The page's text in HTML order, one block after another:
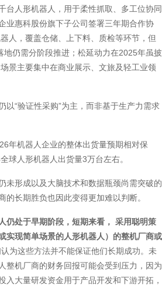
台人形机器人，用于柔性抓取、多工位协同
业惠科股份旗下子公司签署三年期合作协
人，覆盖仓储、上下料、质检等环节，但
地仍需分阶段推进；松延动力在2025年虽披
景主要集中在商业展示、文旅及轻工业领
以“验证性采购”为主，而非基于生产力需求
年机器人企业的整体出货量预期相对保
球人形机器人出货量3万台左右。
未形成以及大脑技术和数据瓶颈尚需突破的
的长期胜负也因此变得更加难以判断。
仍处于早期阶段，短期来看， 采用聪明策
实现简单场景的人形机器人）的整机厂商或
认为这些方法并不能保证他们长期成功。未
整机厂商的财务回报可能会受到压力，因为
入大量研发资金用于产品开发和下游开拓，